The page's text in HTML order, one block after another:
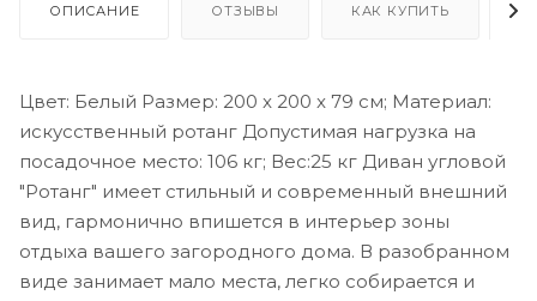
ОПИСАНИЕ ОТЗЫВЫ КАК КУПИТЬ
Цвет: Белый Размер: 200 x 200 x 79 см; Материал:
искусственный ротанг Допустимая нагрузка на
посадочное место: 106 кг; Вес:25 кг Диван угловой
"Ротанг" имеет стильный и современный внешний
вид, гармонично впишется в интерьер зоны
отдыха вашего загородного дома. В разобранном
виде занимает мало места, легко собирается и